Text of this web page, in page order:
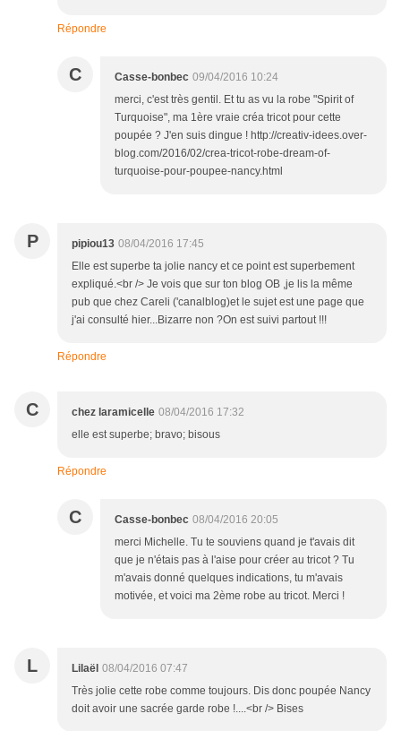
Répondre
C Casse-bonbec 09/04/2016 10:24
merci, c'est très gentil. Et tu as vu la robe "Spirit of
Turquoise", ma 1ère vraie créa tricot pour cette
poupée ? J'en suis dingue ! http://creativ-idees.over-
blog.com/2016/02/crea-tricot-robe-dream-of-
turquoise-pour-poupee-nancy.html
P pipiou13 08/04/2016 17:45
Elle est superbe ta jolie nancy et ce point est superbement
expliqué.<br /> Je vois que sur ton blog OB ,je lis la même
pub que chez Careli ('canalblog)et le sujet est une page que
j'ai consulté hier...Bizarre non ?On est suivi partout !!!
Répondre
C chez laramicelle 08/04/2016 17:32
elle est superbe; bravo; bisous
Répondre
C Casse-bonbec 08/04/2016 20:05
merci Michelle. Tu te souviens quand je t'avais dit
que je n'étais pas à l'aise pour créer au tricot ? Tu
m'avais donné quelques indications, tu m'avais
motivée, et voici ma 2ème robe au tricot. Merci !
L Lilaël 08/04/2016 07:47
Très jolie cette robe comme toujours. Dis donc poupée Nancy
doit avoir une sacrée garde robe !....<br /> Bises